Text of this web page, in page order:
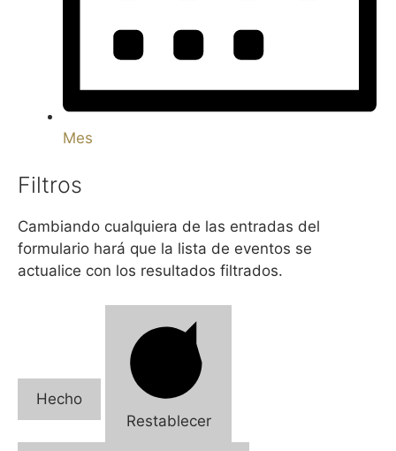
Mes
Filtros
Cambiando cualquiera de las entradas del
formulario hará que la lista de eventos se
actualice con los resultados filtrados.
Hecho
Restablecer